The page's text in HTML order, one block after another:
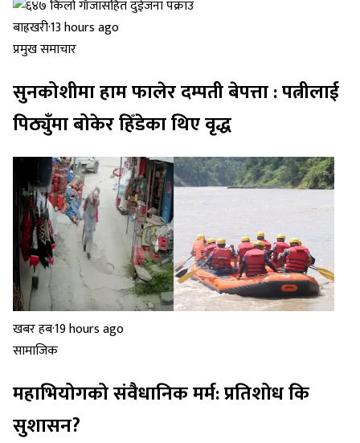
बाह्रखरी·13 hours ago
प्रमुख समाचार
सुनकोशीमा हाम फालेर दम्पती बेपत्ता : पत्नीलाई
पिठ्युँमा बोकेर हिँडेका थिए वृद्ध
खबर हब·19 hours ago
सामाजिक
महाभियोगको संवैधानिक मर्म: प्रतिशोध कि
सुशासन?